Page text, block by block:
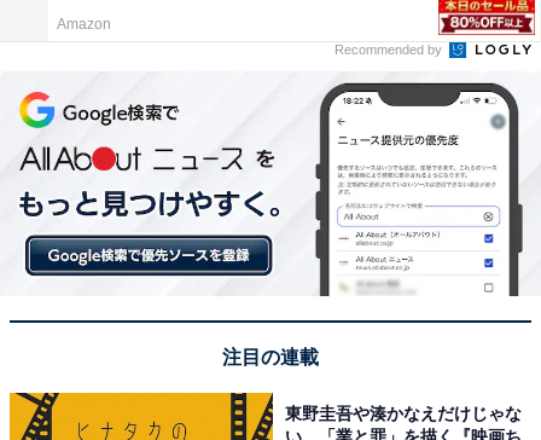
Amazon
Recommended by
注目の連載
東野圭吾や湊かなえだけじゃな